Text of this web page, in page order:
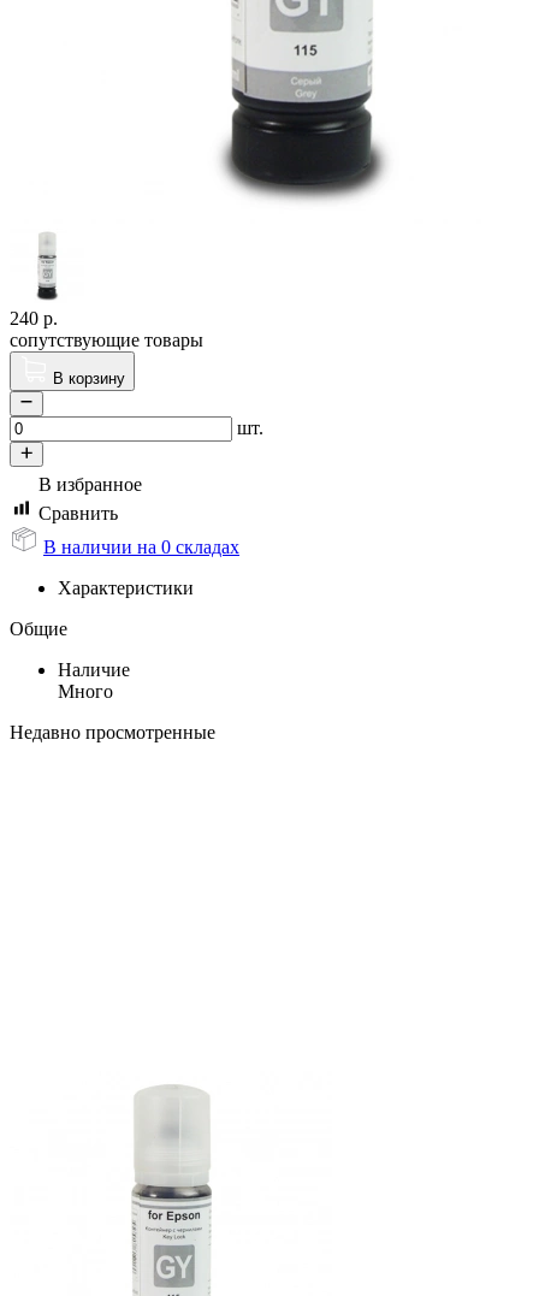
240 р.
сопутствующие товары
В корзину
шт.
В избранное
Сравнить
В наличии на 0 складах
Характеристики
Общие
Наличие
Много
Недавно просмотренные